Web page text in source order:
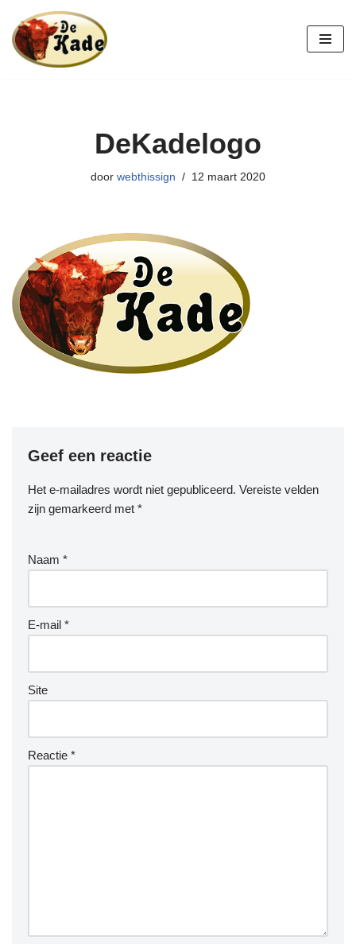
Ga
naar
DeKadelogo
door webthissign 12 maart 2020
Geef een reactie
Het e-mailadres wordt niet gepubliceerd. Vereiste velden
zijn gemarkeerd met *
Naam *
E-mail *
Site
Reactie *